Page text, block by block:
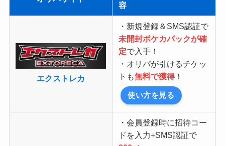
容
エクストレカ
・新規登録＆SMS認証で
未開封ポケカパックが確
定で入手！
・オリパが引けるチケッ
トも無料で獲得！
使い方を見る
・会員登録時に招待コー
ドを入力+SMS認証で